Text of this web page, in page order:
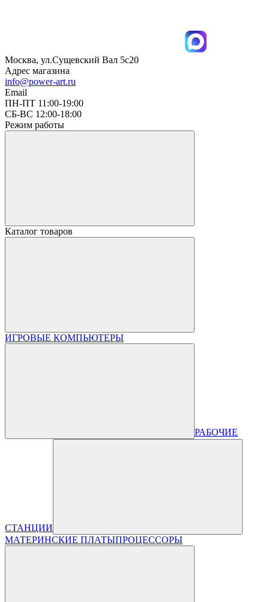
Москва, ул.Сущевский Вал 5с20
Адрес магазина
info@power-art.ru
Email
ПН-ПТ 11:00-19:00
СБ-ВС 12:00-18:00
Режим работы
Каталог товаров
ИГРОВЫЕ КОМПЬЮТЕРЫ
РАБОЧИЕ
СТАНЦИИ
МАТЕРИНСКИЕ ПЛАТЫПРОЦЕССОРЫ